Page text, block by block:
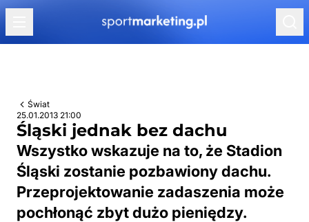
Przejdź do treści
Świat
25.01.2013 21:00
Śląski jednak bez dachu
Wszystko wskazuje na to, że Stadion
Śląski zostanie pozbawiony dachu.
Przeprojektowanie zadaszenia może
pochłonąć zbyt dużo pieniędzy.